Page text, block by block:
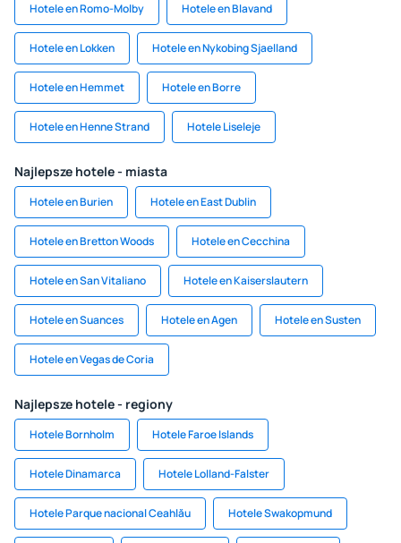
Hotele en Romo-Molby Hotele en Blavand
Hotele en Lokken Hotele en Nykobing Sjaelland
Hotele en Hemmet Hotele en Borre
Hotele en Henne Strand Hotele Liseleje
Najlepsze hotele - miasta
Hotele en Burien Hotele en East Dublin
Hotele en Bretton Woods Hotele en Cecchina
Hotele en San Vitaliano Hotele en Kaiserslautern
Hotele en Suances Hotele en Agen Hotele en Susten
Hotele en Vegas de Coria
Najlepsze hotele - regiony
Hotele Bornholm Hotele Faroe Islands
Hotele Dinamarca Hotele Lolland-Falster
Hotele Parque nacional Ceahlău Hotele Swakopmund